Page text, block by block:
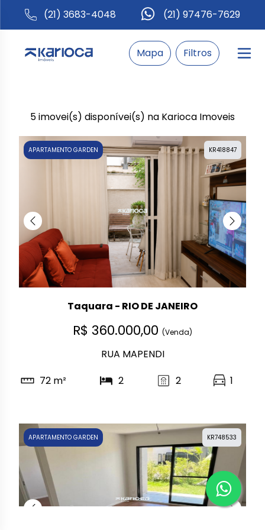
(21) 3683-4048 (21) 97476-7629
Mapa Filtros
5 imovei(s) disponívei(s) na Karioca Imoveis
KR418847
APARTAMENTO GARDEN
Taquara - RIO DE JANEIRO
R$ 360.000,00 (Venda)
RUA MAPENDI
72 m²
2 2 1
KR748533
APARTAMENTO GARDEN